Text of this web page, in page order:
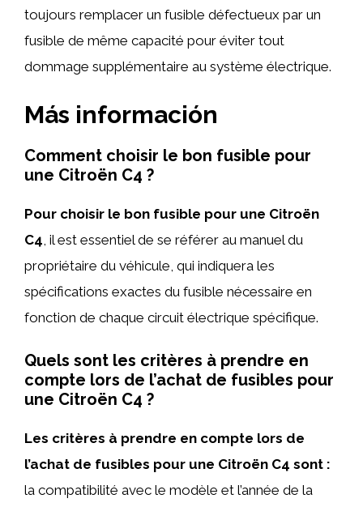
toujours remplacer un fusible défectueux par un
fusible de même capacité pour éviter tout
dommage supplémentaire au système électrique.
Más información
Comment choisir le bon fusible pour
une Citroën C4 ?
Pour choisir le bon fusible pour une Citroën
C4 , il est essentiel de se référer au manuel du
propriétaire du véhicule, qui indiquera les
spécifications exactes du fusible nécessaire en
fonction de chaque circuit électrique spécifique.
Quels sont les critères à prendre en
compte lors de l’achat de fusibles pour
une Citroën C4 ?
Les critères à prendre en compte lors de
l’achat de fusibles pour une Citroën C4 sont :
la compatibilité avec le modèle et l’année de la